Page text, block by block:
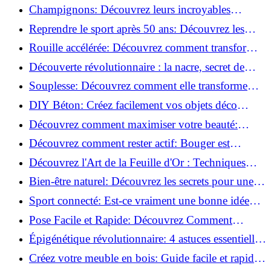
essentielles à respecter!
Champignons: Découvrez leurs incroyables
pouvoirs antioxydants!
Reprendre le sport après 50 ans: Découvrez les
meilleures méthodes!
Rouille accélérée: Découvrez comment transformer
la corrosion en déco tendance!
Découverte révolutionnaire : la nacre, secret de
régénération inouï !
Souplesse: Découvrez comment elle transforme
votre performance sportive!
DIY Béton: Créez facilement vos objets déco
tendance!
Découvrez comment maximiser votre beauté:
Astuces et secrets révélés!
Découvrez comment rester actif: Bouger est
toujours possible!
Découvrez l'Art de la Feuille d'Or : Techniques
Incontournables pour Réussir!
Bien-être naturel: Découvrez les secrets pour une
vie saine!
Sport connecté: Est-ce vraiment une bonne idée
pour vous?
Pose Facile et Rapide: Découvrez Comment
Monter des Carreaux de Béton Cellulaire!
Épigénétique révolutionnaire: 4 astuces essentielles
pour transformer votre bien-être!
Créez votre meuble en bois: Guide facile et rapide